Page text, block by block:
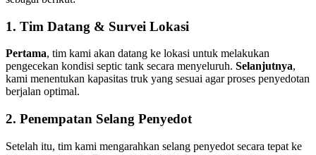
1. Tim Datang & Survei Lokasi
Pertama, tim kami akan datang ke lokasi untuk melakukan
pengecekan kondisi septic tank secara menyeluruh. Selanjutnya,
kami menentukan kapasitas truk yang sesuai agar proses penyedotan
berjalan optimal.
2. Penempatan Selang Penyedot
Setelah itu, tim kami mengarahkan selang penyedot secara tepat ke